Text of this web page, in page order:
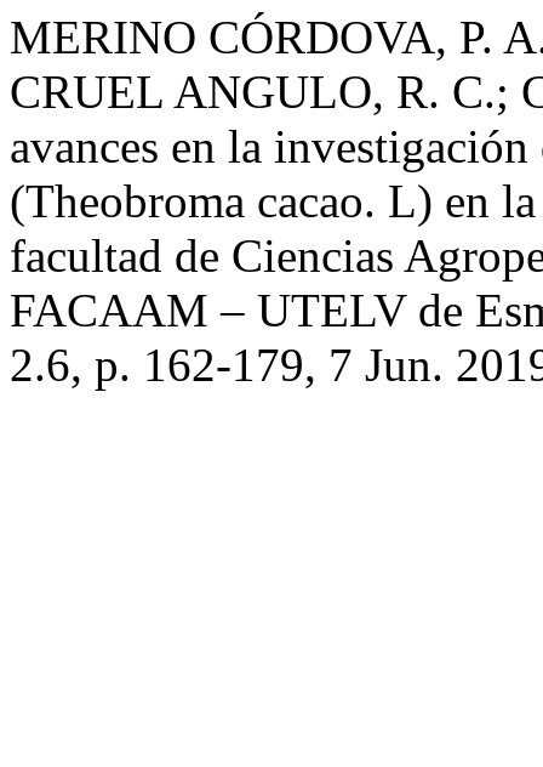
MERINO CÓRDOVA, P.
CRUEL ANGULO, R. C.;
avances en la
(Theobroma cacao. L) en
facultad de Ciencias
FACAAM – UTELV de
2.6, p. 162-179, 7 Jun.